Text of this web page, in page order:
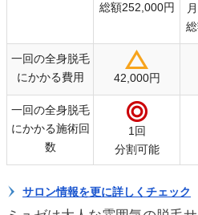
ム
総額252,000円
一回の全身脱毛
にかかる費用
42,000円
一回の全身脱毛
にかかる施術回
数
1回
分割可能
サロン情報を更に詳しくチェック